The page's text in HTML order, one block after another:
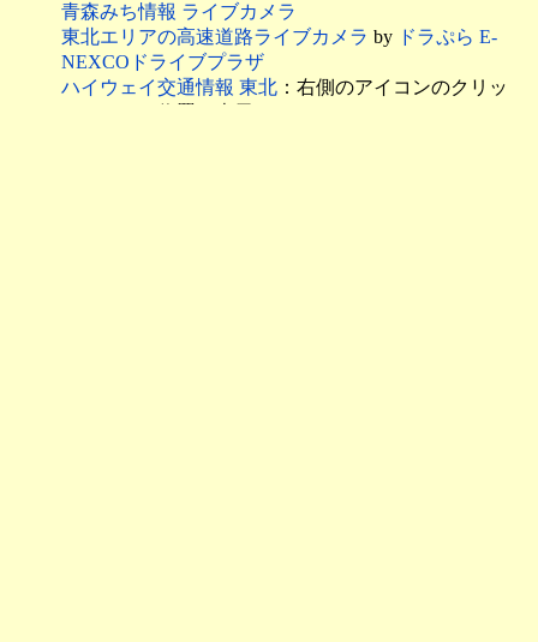
青森みち情報 ライブカメラ
東北エリアの高速道路ライブカメラ by ドラぷら E-
NEXCOドライブプラザ
ハイウェイ交通情報 東北 ：右側のアイコンのクリッ